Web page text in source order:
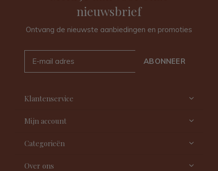
nieuwsbrief
Ontvang de nieuwste aanbiedingen en promoties
ABONNEER
Klantenservice
Mijn account
Categorieën
Over ons